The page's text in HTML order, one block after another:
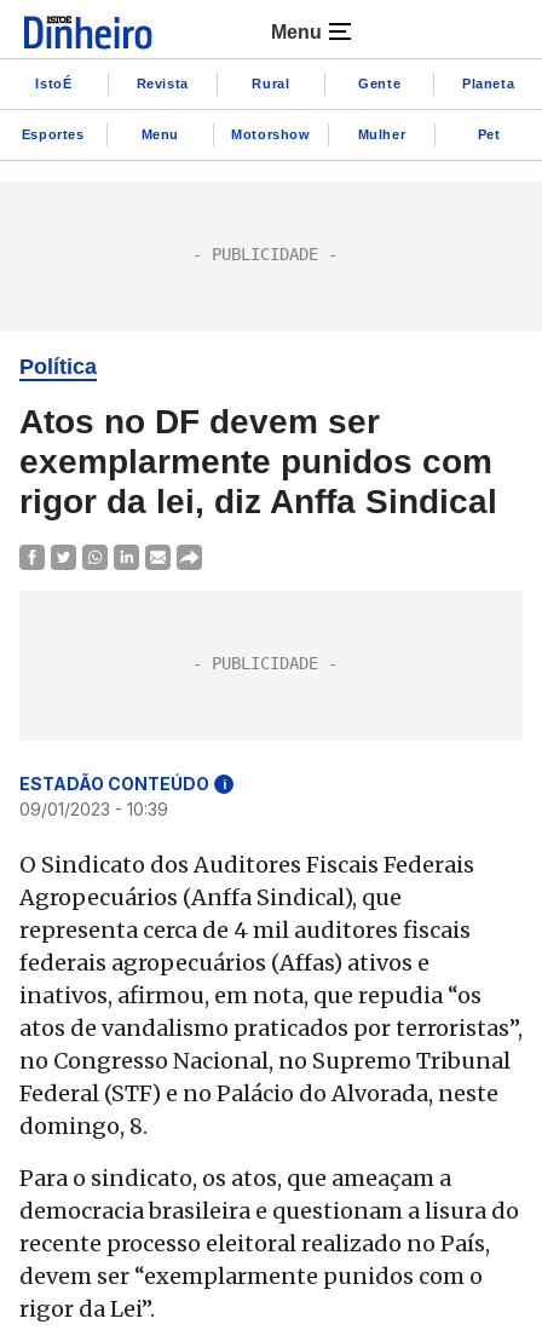
Menu
IstoÉ Revista Rural Gente Planeta
Esportes Menu Motorshow Mulher Pet
Política
Atos no DF devem ser
exemplarmente punidos com
rigor da lei, diz Anffa Sindical
ESTADÃO CONTEÚDO i
09/01/2023 - 10:39
O Sindicato dos Auditores Fiscais Federais
Agropecuários (Anffa Sindical), que
representa cerca de 4 mil auditores fiscais
federais agropecuários (Affas) ativos e
inativos, afirmou, em nota, que repudia “os
atos de vandalismo praticados por terroristas”,
no Congresso Nacional, no Supremo Tribunal
Federal (STF) e no Palácio do Alvorada, neste
domingo, 8.
Para o sindicato, os atos, que ameaçam a
democracia brasileira e questionam a lisura do
recente processo eleitoral realizado no País,
devem ser “exemplarmente punidos com o
rigor da Lei”.